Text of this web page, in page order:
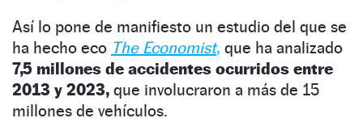
Así lo pone de manifiesto un estudio del que se
ha hecho eco The Economist, que ha analizado
7,5 millones de accidentes ocurridos entre
2013 y 2023, que involucraron a más de 15
millones de vehículos.